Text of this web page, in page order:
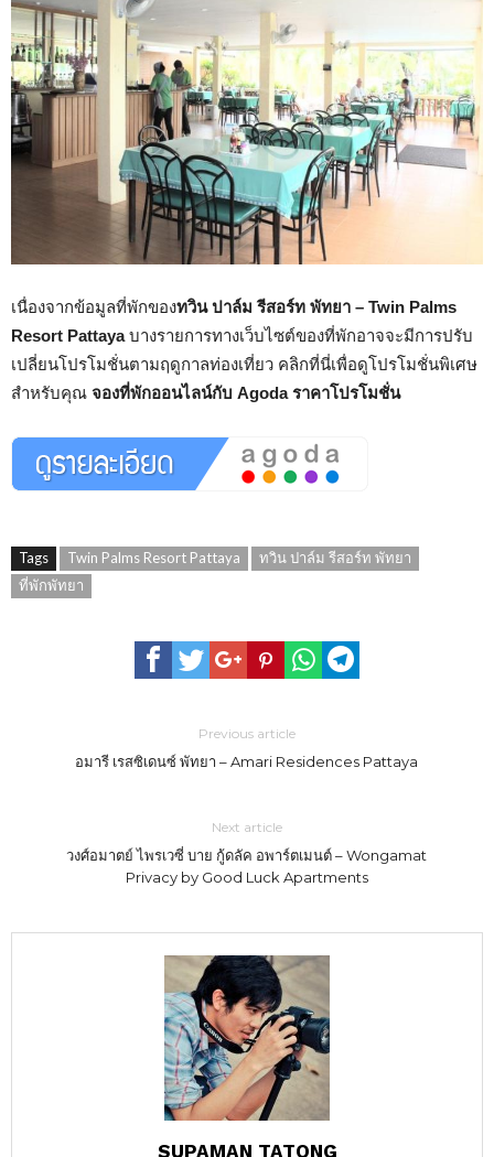
เนื่องจากข้อมูลที่พักของทวิน ปาล์ม รีสอร์ท พัทยา – Twin Palms
Resort Pattayaบางรายการทางเว็บไซต์ของที่พักอาจจะมีการปรับ
เปลี่ยนโปรโมชั่นตามฤดูกาลท่องเที่ยว คลิกที่นี่เพื่อดูโปรโมชั่นพิเศษ
สำหรับคุณ จองที่พักออนไลน์กับ Agoda ราคาโปรโมชั่น
Tags Twin Palms Resort Pattaya
ทวิน ปาล์ม รีสอร์ท พัทยา
ที่พักพัทยา
Previous article
อมารี เรสซิเดนซ์ พัทยา – Amari Residences Pattaya
Next article
วงศ์อมาตย์ ไพรเวซี่ บาย กู้ดลัค อพาร์ตเมนต์ – Wongamat
Privacy by Good Luck Apartments
SUPAMAN TATONG